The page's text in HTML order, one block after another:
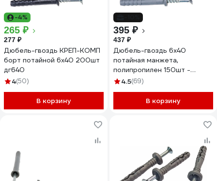
-4%
265 ₽
277 ₽
Дюбель-гвоздь КРЕП-КОМП
борт потайной 6х40 200шт
дг640
4(50)
В корзину
395 ₽
437 ₽
Дюбель-гвоздь 6х40
потайная манжета,
полипропилен 150шт -
ведро Tech-Krep 101466
4.5(69)
В корзину